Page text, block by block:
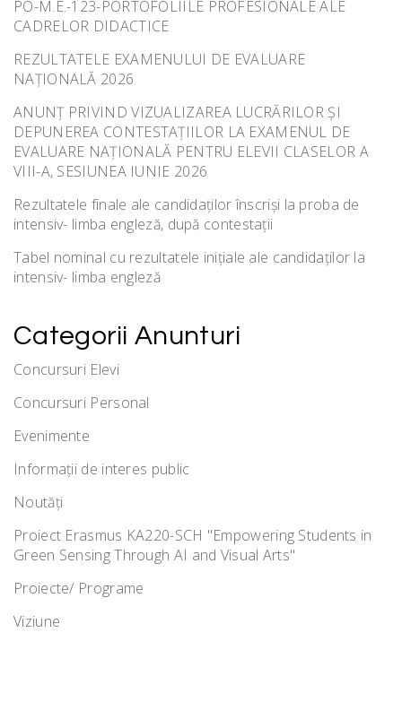
PO-M.E.-123-PORTOFOLIILE PROFESIONALE ALE
CADRELOR DIDACTICE
REZULTATELE EXAMENULUI DE EVALUARE
NAȚIONALĂ 2026
ANUNȚ PRIVIND VIZUALIZAREA LUCRĂRILOR ȘI
DEPUNEREA CONTESTAȚIILOR LA EXAMENUL DE
EVALUARE NAȚIONALĂ PENTRU ELEVII CLASELOR A
VIII-A, SESIUNEA IUNIE 2026
Rezultatele finale ale candidaților înscriși la proba de
intensiv- limba engleză, după contestații
Tabel nominal cu rezultatele inițiale ale candidaților la
intensiv- limba engleză
Categorii Anunturi
Concursuri Elevi
Concursuri Personal
Evenimente
Informații de interes public
Noutăţi
Proiect Erasmus KA220-SCH "Empowering Students in
Green Sensing Through AI and Visual Arts"
Proiecte/ Programe
Viziune